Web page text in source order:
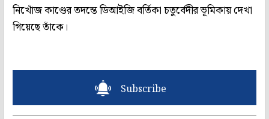
নিখোঁজ কাণ্ডের তদন্তে ডিআইজি বর্তিকা চতুর্বেদীর ভূমিকায় দেখা
গিয়েছে তাঁকে।
Subscribe